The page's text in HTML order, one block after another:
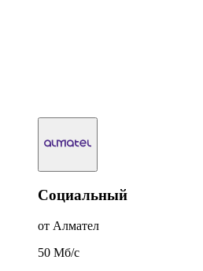
Социальный
от Алмател
50 Мб/c